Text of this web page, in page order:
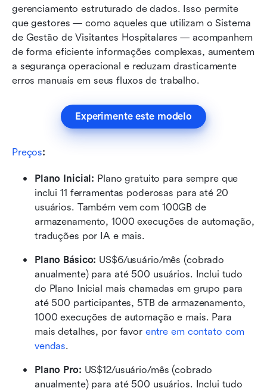
gerenciamento estruturado de dados. Isso permite
que gestores — como aqueles que utilizam o Sistema
de Gestão de Visitantes Hospitalares — acompanhem
de forma eficiente informações complexas, aumentem
a segurança operacional e reduzam drasticamente
erros manuais em seus fluxos de trabalho.
Experimente este modelo
Preços:
Plano Inicial: Plano gratuito para sempre que
inclui 11 ferramentas poderosas para até 20
usuários. Também vem com 100GB de
armazenamento, 1000 execuções de automação,
traduções por IA e mais.
Plano Básico: US$6/usuário/mês (cobrado
anualmente) para até 500 usuários. Inclui tudo
do Plano Inicial mais chamadas em grupo para
até 500 participantes, 5TB de armazenamento,
1000 execuções de automação e mais. Para
mais detalhes, por favor entre em contato com
vendas.
Plano Pro: US$12/usuário/mês (cobrado
anualmente) para até 500 usuários. Inclui tudo